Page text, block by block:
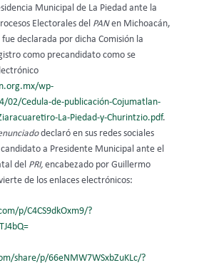
Municipal de La Piedad ante la
Electorales del PANen Michoacán,
declarada por dicha Comisión la
como precandidato como se
wp-
02/Cedula-de-publicación-Cojumatlan-
La-Piedad-y-Churintzio.pdf.
declaró en sus redes sociales
a Presidente Municipal ante el
del PRI, encabezado por Guillermo
de los enlaces electrónicos:
p/C4CS9dkOxm9/?
share/p/66eNMW7WSxbZuKLc/?